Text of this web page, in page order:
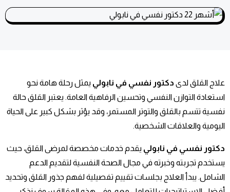
علاج القلق لدى دكتور نفسي في نابولي يمثل رحلة هامة نحو
استعادة التوازن النفسي وتحسين الرفاهية العامة. يعتبر القلق حالة
نفسية تتسم بالقلق والتوتر المستمر، وقد يؤثر بشكل كبير على الحياة
اليومية والعلاقات الشخصية.
دكتور نفسي في نابولي يقدم خدمات مخصصة لمرضى القلق، حيث
يستخدم تجربته وخبرته في مجال الصحة النفسية لتقديم الدعم
الشامل. يبدأ العلاج بجلسات تقييم تفصيلية لفهم جذور القلق وتحديد